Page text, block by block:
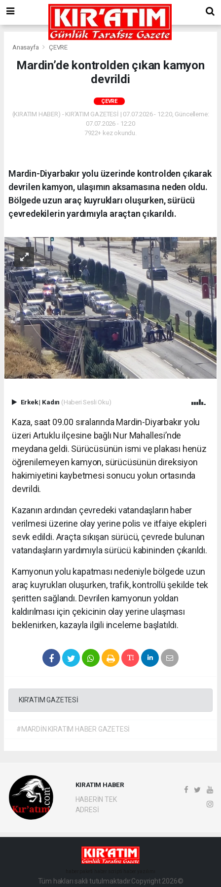
Anasayfa ÇEVRE
Mardin’de kontrolden çıkan kamyon
devrildi
ÇEVRE
(KIRATIM HABER) - KIR'ATIM GAZETESİ | 07.07.2026 - 12:20, Güncelleme:
07.07.2026 - 12:20
7922+ kez okundu.
Mardin-Diyarbakır yolu üzerinde kontrolden çıkarak
devrilen kamyon, ulaşımın aksamasına neden oldu.
Bölgede uzun araç kuyrukları oluşurken, sürücü
çevredekilerin yardımıyla araçtan çıkarıldı.
Erkek| Kadın (Haberi Sesli Oku)
Kaza, saat 09.00 sıralarında Mardin-Diyarbakır yolu
üzeri Artuklu ilçesine bağlı Nur Mahallesi’nde
meydana geldi. Sürücüsünün ismi ve plakası henüz
öğrenilemeyen kamyon, sürücüsünün direksiyon
hakimiyetini kaybetmesi sonucu yolun ortasında
devrildi.
Kazanın ardından çevredeki vatandaşların haber
verilmesi üzerine olay yerine polis ve itfaiye ekipleri
sevk edildi. Araçta sıkışan sürücü, çevrede bulunan
vatandaşların yardımıyla sürücü kabininden çıkarıldı.
Kamyonun yolu kapatması nedeniyle bölgede uzun
araç kuyrukları oluşurken, trafik, kontrollü şekilde tek
şeritten sağlandı. Devrilen kamyonun yoldan
kaldırılması için çekicinin olay yerine ulaşması
beklenirken, kazayla ilgili inceleme başlatıldı.
KIR'ATIM GAZETESİ
#MARDİN KIRATIM HABER GAZETESİ
KIRATIM HABER
HABERİN TEK
ADRESİ
Tüm hakları saklı tutulmaktadır.Copyright 2026©